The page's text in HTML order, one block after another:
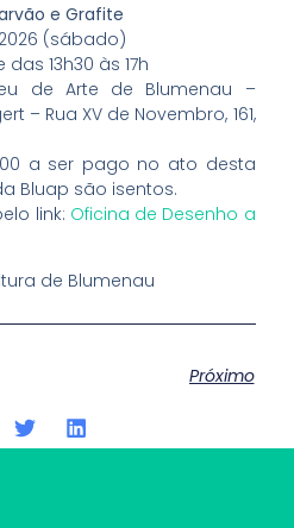
e Grafite
(sábado)
das 13h30 às 17h
de Arte de Blumenau –
– Rua XV de Novembro, 161,
a ser pago no ato desta
Bluap são isentos.
link: Oficina de Desenho a
de Blumenau
Próximo